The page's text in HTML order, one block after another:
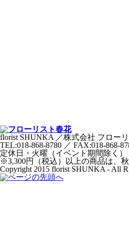
florist SHUNKA ／株式会社 フロー
TEL:018-868-8780 ／ FAX:018-868-
定休日・火曜（イベント期間除く）
※3,300円（税込）以上の商品は、
Copyright 2015 florist SHUNKA - All